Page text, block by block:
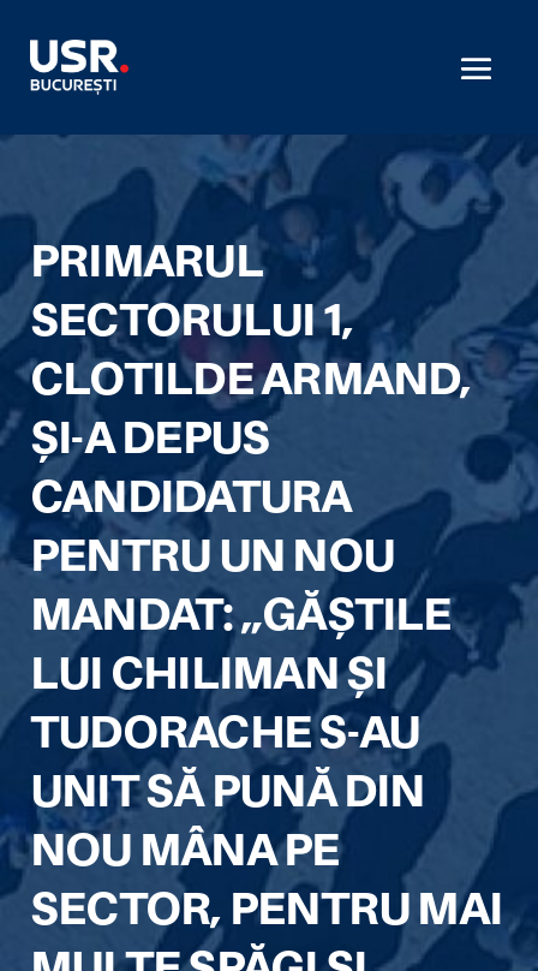
PRIMARUL
SECTORULUI 1,
CLOTILDE ARMAND,
ȘI-A DEPUS
CANDIDATURA
PENTRU UN NOU
MANDAT: „GĂȘTILE
LUI CHILIMAN ȘI
TUDORACHE S-AU
UNIT SĂ PUNĂ DIN
NOU MÂNA PE
SECTOR, PENTRU MAI